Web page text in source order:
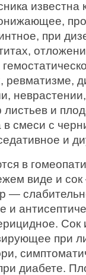
известна
при
ревматизме,
и
в смеси с
и
в
виде и
—
и
Сок
при
диабете.